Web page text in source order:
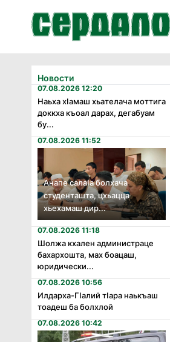
Новости
07.08.2026 12:20
Наьха хӏамаш хьателача моттига
доккха къоал дарах, дегабуам
бу...
07.08.2026 11:52
Анапе салаӏа болхача
студенташта, цхьацца
хьехамаш дир...
07.08.2026 11:18
Шолжа кхален администраце
бахархошта, мах боацаш,
юридически...
07.08.2026 10:56
Илдарха-Гӏалий тӏара наькъаш
тоадеш ба болхлой
07.08.2026 10:42